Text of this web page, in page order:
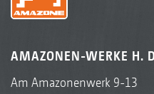
AMAZONEN-WERKE H.
Am Amazonenwerk 9-13